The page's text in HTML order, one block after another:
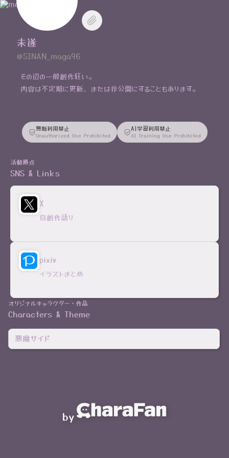
未遂
@SINAN_maga96
その辺の一般創作狂い。
内容は不定期に更新、または非公開にすることもあります。
無断利用禁止
Unauthorized Use Prohibited
AI学習利用禁止
AI Training Use Prohibited
活動拠点
SNS & Links
X
自創作語り
pixiv
イラストまとめ
オリジナルキャラクター・作品
Characters & Theme
悪魔サイド
by